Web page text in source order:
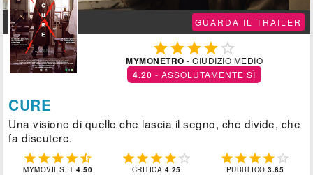
GUARDA IL TRAILER
 
MYMONETRO - GIUDIZIO MEDIO
4.20 - ASSOLUTAMENTE SÌ
CURE
Una visione di quelle che lascia il segno, che divide, che
fa discutere.
    
MYMOVIES.IT4.50
    
CRITICA 4.25
    
PUBBLICO3.85